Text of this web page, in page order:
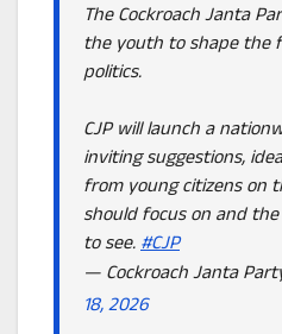
The Cockroach Janta
the youth to shape the
politics.
CJP will launch a
inviting suggestions,
from young citizens on
should focus on and
to see.#CJP
— Cockroach Janta
18, 2026